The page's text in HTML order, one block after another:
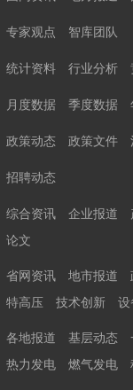
专家观点 智库团队
统计资料 行业分析
月度数据 季度数据
政策动态 政策文件
招聘动态
综合资讯 企业报道
论文
省网资讯 地市报道
特高压 技术创新 设
各地报道 基层动态
热力发电 燃气发电